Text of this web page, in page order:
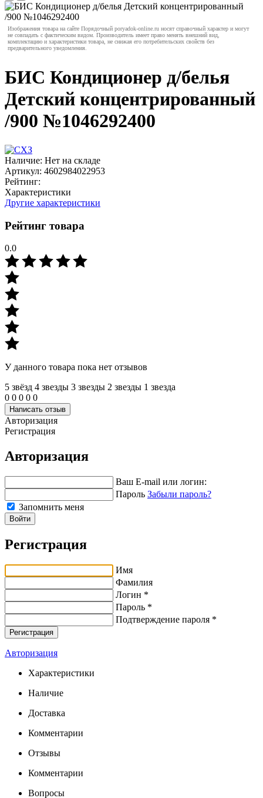
Изображения товара на сайте Порядочный poryadok-online.ru носят справочный характер и могут
не совпадать с фактическим видом. Производитель имеет право менять внешний вид,
комплектацию и характеристики товара, не снижая его потребительских свойств без
предварительного уведомления.
БИС Кондиционер д/белья
Детский концентрированный
/900 №1046292400
Наличие: Нет на складе
Артикул: 4602984022953
Рейтинг:
Характеристики
Другие характеристики
Рейтинг товара
0.0
У данного товара пока нет отзывов
5 звёзд 4 звeзды 3 звeзды 2 звeзды 1 звeзда
0 0 0 0 0
Написать отзыв
Авторизация
Регистрация
Авторизация
Ваш E-mail или логин:
Пароль Забыли пароль?
Запомнить меня
Войти
Регистрация
Имя
Фамилия
Логин *
Пароль *
Подтверждение пароля *
Авторизация
Характеристики
Наличие
Доставка
Комментарии
Отзывы
Комментарии
Вопросы